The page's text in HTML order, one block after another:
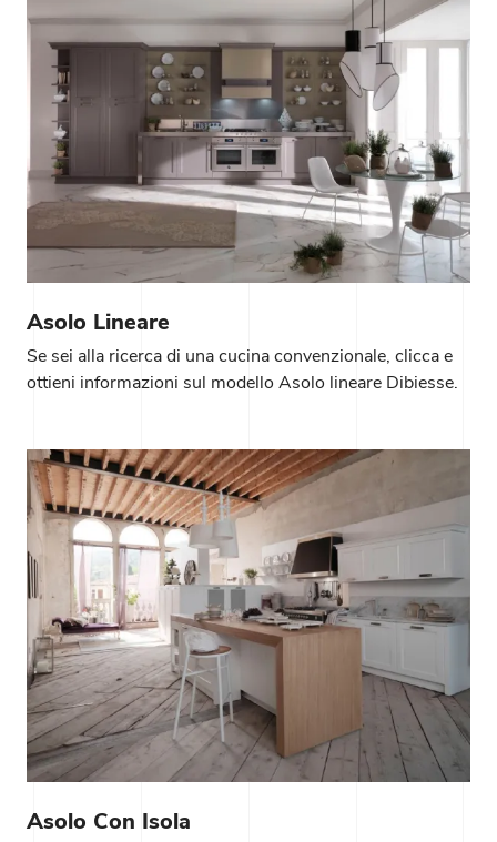
Asolo Lineare
Se sei alla ricerca di una cucina convenzionale, clicca e
ottieni informazioni sul modello Asolo lineare Dibiesse.
Asolo Con Isola